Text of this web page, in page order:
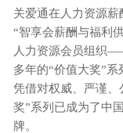
关爱通在人力资源薪
“智享会薪酬与福利
人力资源会员组织
多年的“价值大奖”系
凭借对权威、严谨、
奖”系列已成为了中
牌。